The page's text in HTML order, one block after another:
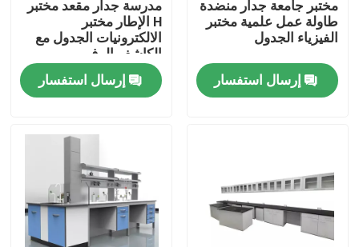
أثاث المختبرات الحديثة
أثاث المختبرات المدرسية
مقعد حائط المختبر
غطاء دخان المختبر
مختبر جامعة جدار منضدة
طاولة عمل علمية مختبر
الفيزياء الجدول
إرسال استفسار
مدرسة جدار مقعد مختبر
H الإطار مختبر
الالكترونيات الجدول مع
الكاشف الرف
إرسال استفسار